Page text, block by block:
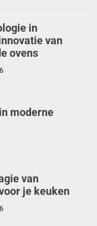
in
van
ovens
moderne
van
je keuken